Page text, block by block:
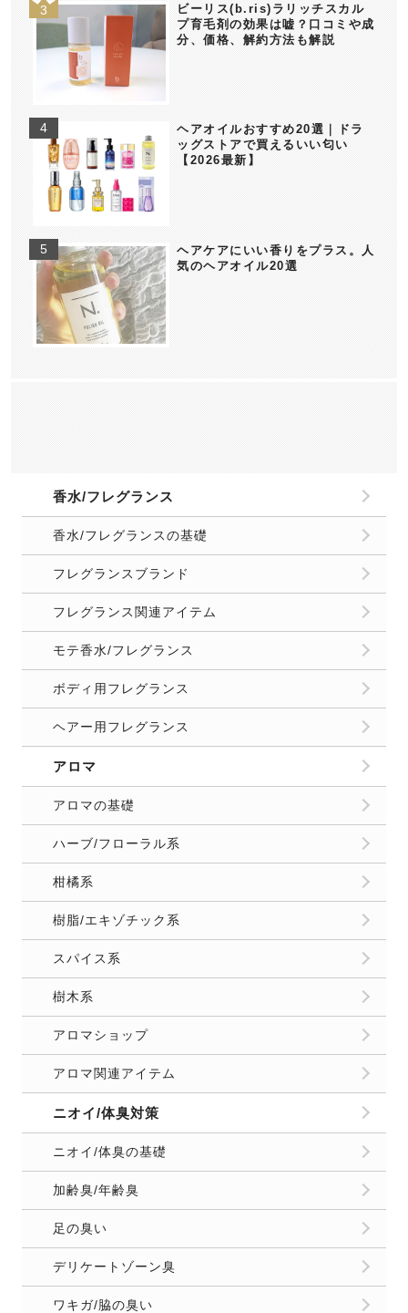
ビーリス(b.ris)ラリッチスカル
プ育毛剤の効果は嘘？口コミや成
分、価格、解約方法も解説
ヘアオイルおすすめ20選｜ドラ
ッグストアで買えるいい匂い
【2026最新】
ヘアケアにいい香りをプラス。人
気のヘアオイル20選
香水/フレグランス
香水/フレグランスの基礎
フレグランスブランド
フレグランス関連アイテム
モテ香水/フレグランス
ボディ用フレグランス
ヘアー用フレグランス
アロマ
アロマの基礎
ハーブ/フローラル系
柑橘系
樹脂/エキゾチック系
スパイス系
樹木系
アロマショップ
アロマ関連アイテム
ニオイ/体臭対策
ニオイ/体臭の基礎
加齢臭/年齢臭
足の臭い
デリケートゾーン臭
ワキガ/脇の臭い